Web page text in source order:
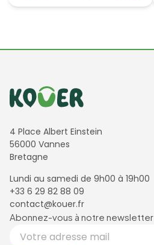
Informations de contact
4 Place Albert Einstein
56000 Vannes
Bretagne
Lundi au samedi de 9h00 à 19h00
+33 6 29 82 88 09
contact@kouer.fr
Newsletter et réseaux sociaux
Abonnez-vous à notre newsletter
Votre adresse email